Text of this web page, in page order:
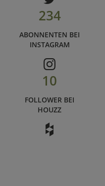
234
ABONNENTEN BEI
INSTAGRAM
10
FOLLOWER BEI
HOUZZ